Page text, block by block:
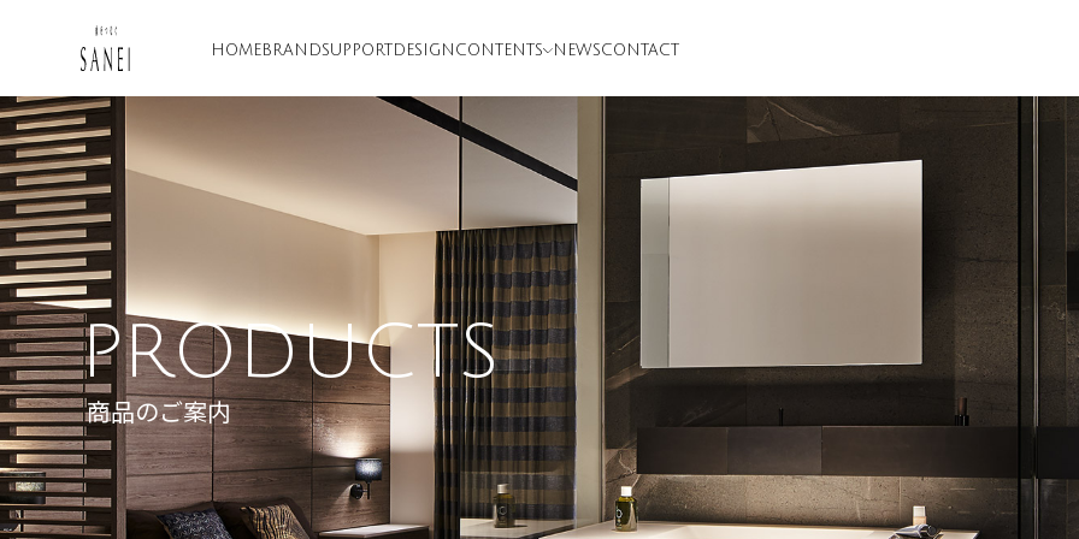
HOME BRANDSUPPORT DESIGN CONTENTS NEWSCONTACT
PRODUCTS
商品のご案内